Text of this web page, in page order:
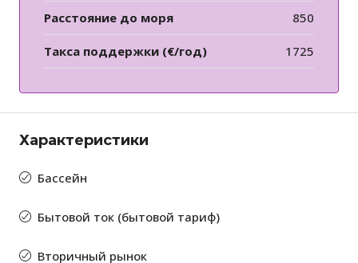
Расстояние до моря 850
Такса поддержки (€/год) 1725
Характеристики
Бассейн
Бытовой ток (бытовой тариф)
Вторичный рынок